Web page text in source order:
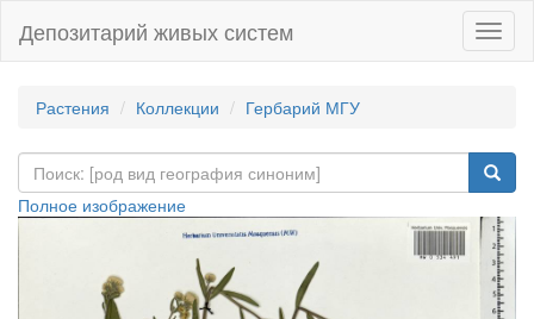
Депозитарий живых систем
Растения Коллекции Гербарий МГУ
Полное изображение